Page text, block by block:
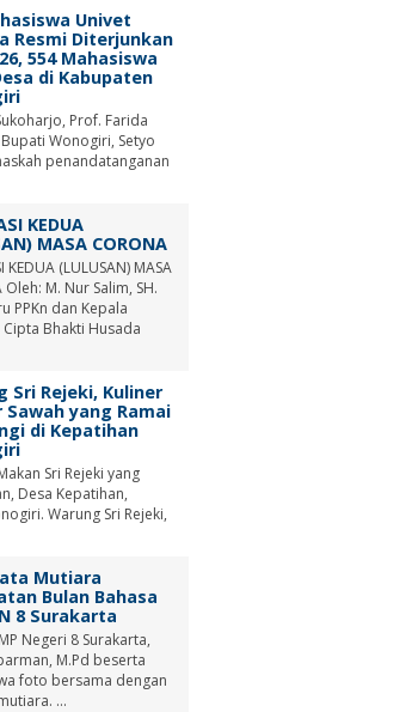
Univet
Resmi Diterjunkan
554 Mahasiswa
di Kabupaten
Prof. Farida
Wonogiri, Setyo
penandatanganan
KEDUA
MASA CORONA
KEDUA (LULUSAN) MASA
Oleh: M. Nur Salim, SH.
PPKn dan Kepala
Cipta Bhakti Husada
Sri Rejeki, Kuliner
Sawah yang Ramai
di Kepatihan
Sri Rejeki yang
Desa Kepatihan,
Warung Sri Rejeki,
Mutiara
Bulan Bahasa
8 Surakarta
Negeri 8 Surakarta,
M.Pd beserta
foto bersama dengan
...